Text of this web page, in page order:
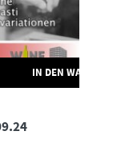
IN DEN